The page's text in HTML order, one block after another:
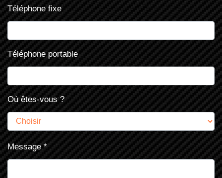
Téléphone fixe
Téléphone portable
Où êtes-vous ?
Message*